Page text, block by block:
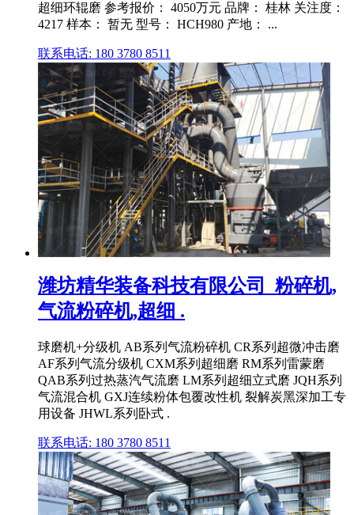
超细环辊磨 参考报价： 4050万元 品牌： 桂林 关注度：
4217 样本： 暂无 型号： HCH980 产地： ...
联系电话: 180 3780 8511
潍坊精华装备科技有限公司_粉碎机,
气流粉碎机,超细 .
球磨机+分级机 AB系列气流粉碎机 CR系列超微冲击磨
AF系列气流分级机 CXM系列超细磨 RM系列雷蒙磨
QAB系列过热蒸汽气流磨 LM系列超细立式磨 JQH系列
气流混合机 GXJ连续粉体包覆改性机 裂解炭黑深加工专
用设备 JHWL系列卧式 .
联系电话: 180 3780 8511